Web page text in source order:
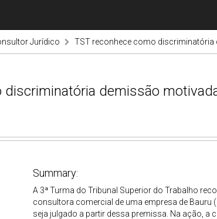
Jurídico TST reconhece como
discriminatória demissão
Summary:
A 3ª Turma do Tribunal Superior do Trabalho
consultora comercial de uma empresa de
seja julgado a partir dessa premissa. Na ação, a